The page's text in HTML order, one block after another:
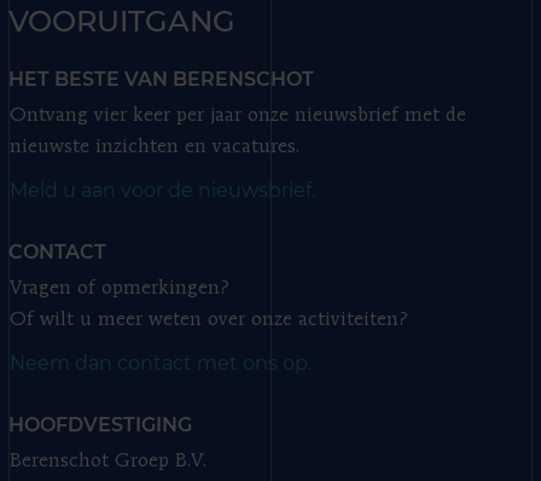
VOORUITGANG
HET BESTE VAN BERENSCHOT
Ontvang vier keer per jaar onze nieuwsbrief met de
nieuwste inzichten en vacatures.
Meld u aan voor de nieuwsbrief.
CONTACT
Vragen of opmerkingen?
Of wilt u meer weten over onze activiteiten?
Neem dan contact met ons op.
HOOFDVESTIGING
Berenschot Groep B.V.